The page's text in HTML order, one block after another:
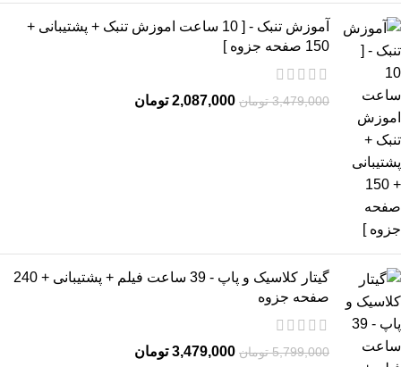
آموزش تنبک - [ 10 ساعت اموزش تنبک + پشتیبانی +
150 صفحه جزوه ]
3,479,000 تومان 2,087,000 تومان
گیتار کلاسیک و پاپ - 39 ساعت فیلم + پشتیبانی + 240
صفحه جزوه
5,799,000 تومان 3,479,000 تومان